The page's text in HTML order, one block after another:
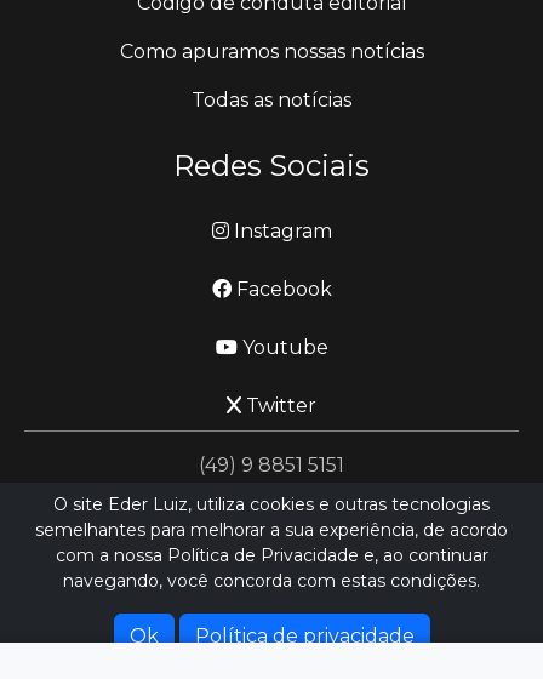
Como apuramos nossas notícias
Todas as notícias
Redes Sociais
Instagram
Facebook
Youtube
Twitter
(49) 9 8851 5151
jornalismo@ederluiz.com.vc
Hospedado porHEXIO CLOUD
O site Eder Luiz, utiliza cookies e outras tecnologias
semelhantes para melhorar a sua experiência, de acordo
com a nossa Política de Privacidade e, ao continuar
navegando, você concorda com estas condições.
Ok Política de privacidade